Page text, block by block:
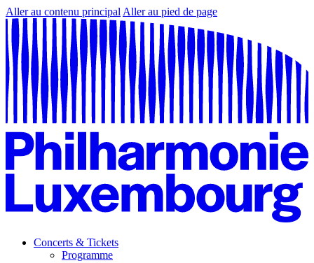
Aller au contenu principal Aller au pied de page
Concerts & Tickets
Programme